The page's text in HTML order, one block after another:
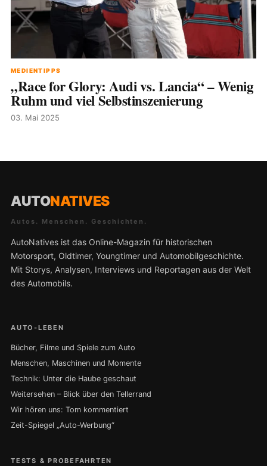
MEDIENTIPPS
„Race for Glory: Audi vs. Lancia“ – Wenig
Ruhm und viel Selbstinszenierung
03. Mai 2025
AUTONATIVES
Autos. Menschen. Geschichten.
AutoNatives ist das Online-Magazin für historischen
Motorsport, Oldtimer, Youngtimer und Automobilgeschichte.
Mit Storys, Analysen, Interviews und Reportagen aus der Welt
des Automobils.
AUTO-LEBEN
Bücher, Filme und Spiele zum Auto
Menschen, Maschinen und Momente
Technik: Unter die Haube geschaut
Weitersehen – Blick über den Tellerrand
Wir hören uns: Tom kommentiert
Zeit-Spiegel „Auto-Werbung“
TESTS & PROBEFAHRTEN